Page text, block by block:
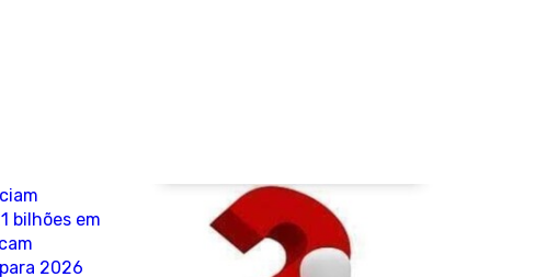
19 de Julho de 2021